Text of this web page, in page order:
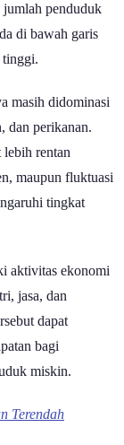
jumlah penduduk
di bawah garis
tinggi.
masih didominasi
dan perikanan.
lebih rentan
maupun fluktuasi
tingkat
aktivitas ekonomi
jasa, dan
dapat
bagi
miskin.
Terendah